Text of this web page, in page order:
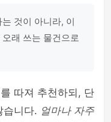
것이 아니라, 이
래 쓰는 물건으로
따져 추천하되, 단
습니다. 얼마나 자주